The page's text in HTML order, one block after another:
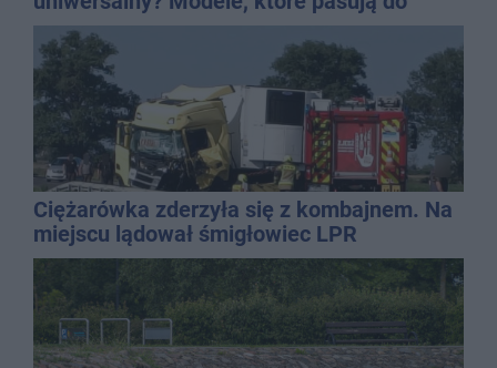
wielu stylizacji
Ciężarówka zderzyła się z kombajnem. Na
miejscu lądował śmigłowiec LPR